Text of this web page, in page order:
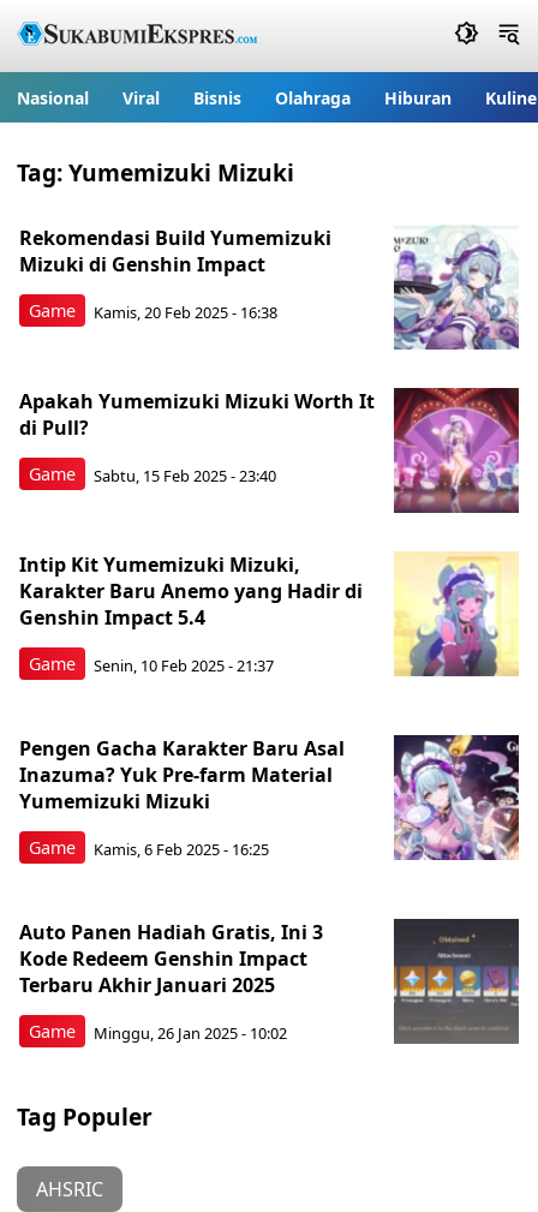
Nasional Viral Bisnis Olahraga Hiburan
Tag:Yumemizuki Mizuki
Game
Rekomendasi Build Yumemizuki
Mizuki di Genshin Impact
Kamis, 20 Feb 2025 - 16:38
Game
Apakah Yumemizuki Mizuki Worth It
di Pull?
Sabtu, 15 Feb 2025 - 23:40
Game
Intip Kit Yumemizuki Mizuki,
Karakter Baru Anemo yang Hadir di
Genshin Impact 5.4
Senin, 10 Feb 2025 - 21:37
Game
Pengen Gacha Karakter Baru Asal
Inazuma? Yuk Pre-farm Material
Yumemizuki Mizuki
Kamis, 6 Feb 2025 - 16:25
Game
Auto Panen Hadiah Gratis, Ini 3
Kode Redeem Genshin Impact
Terbaru Akhir Januari 2025
Minggu, 26 Jan 2025 - 10:02
Tag Populer
AHSRIC